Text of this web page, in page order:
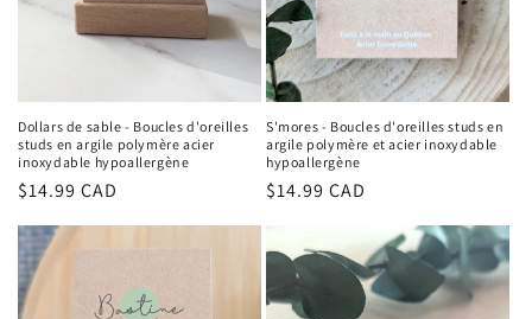
Dollars de sable - Boucles d'oreilles
studs en argile polymère acier
inoxydable hypoallergène
Regular
$14.99 CAD
S'mores - Boucles d'oreilles studs en
argile polymère et acier inoxydable
hypoallergène
Regular
$14.99 CAD